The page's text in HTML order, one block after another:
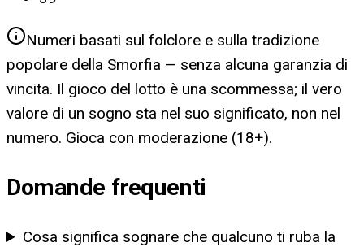
Numeri basati sul folclore e sulla tradizione
popolare della Smorfia — senza alcuna garanzia di
vincita. Il gioco del lotto è una scommessa; il vero
valore di un sogno sta nel suo significato, non nel
numero. Gioca con moderazione (18+).
Domande frequenti
Cosa significa sognare che qualcuno ti ruba la